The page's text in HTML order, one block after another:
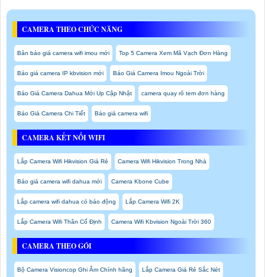
CAMERA THEO CHỨC NĂNG
Bản báo giá camera wifi imou mới Top 5 Camera Xem Mã Vạch Đơn Hàng
Báo giá camera IP kbvision mới Báo Giá Camera Imou Ngoài Trời
Báo Giá Camera Dahua Mới Up Cập Nhật camera quay rõ tem đơn hàng
Báo Giá Camera Chi Tiết Báo giá camera wifi
CAMERA KẾT NỐI WIFI
Lắp Camera Wifi Hikvision Giá Rẻ Camera Wifi Hikvision Trong Nhà
Báo giá camera wifi dahua mới Camera Kbone Cube
Lắp camera wifi dahua có báo động Lắp Camera Wifi 2K
Lắp Camera Wifi Thân Cố Định Camera Wifi Kbvision Ngoài Trời 360
CAMERA THEO GÓI
Bộ Camera Visioncop Ghi Âm Chính hãng Lắp Camera Giá Rẻ Sắc Nét